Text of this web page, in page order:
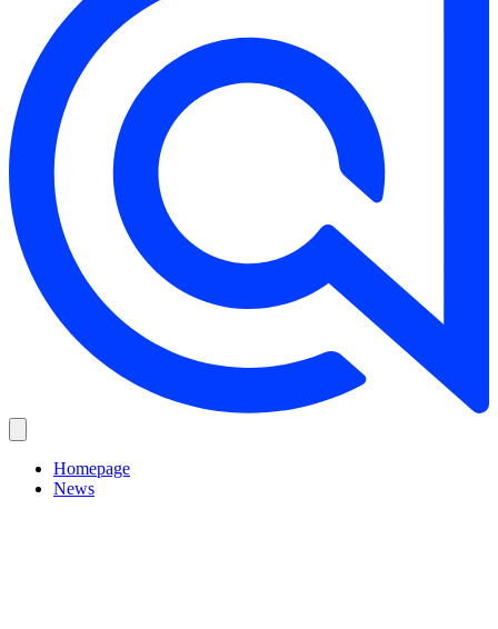
Homepage
News